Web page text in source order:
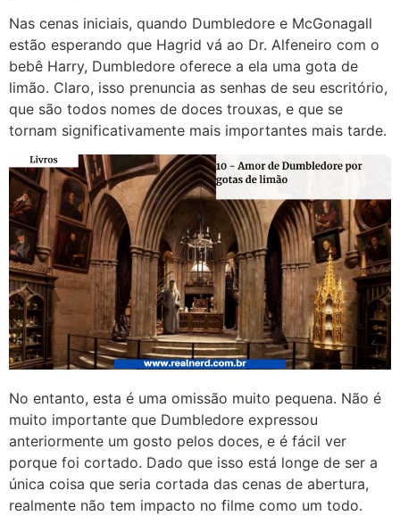
Nas cenas iniciais, quando Dumbledore e McGonagall
estão esperando que Hagrid vá ao Dr. Alfeneiro com o
bebê Harry, Dumbledore oferece a ela uma gota de
limão. Claro, isso prenuncia as senhas de seu escritório,
que são todos nomes de doces trouxas, e que se
tornam significativamente mais importantes mais tarde.
No entanto, esta é uma omissão muito pequena. Não é
muito importante que Dumbledore expressou
anteriormente um gosto pelos doces, e é fácil ver
porque foi cortado. Dado que isso está longe de ser a
única coisa que seria cortada das cenas de abertura,
realmente não tem impacto no filme como um todo.